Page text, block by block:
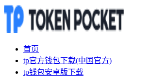
首页
tp官方钱包下载(中国官方)
tp钱包安卓版下载